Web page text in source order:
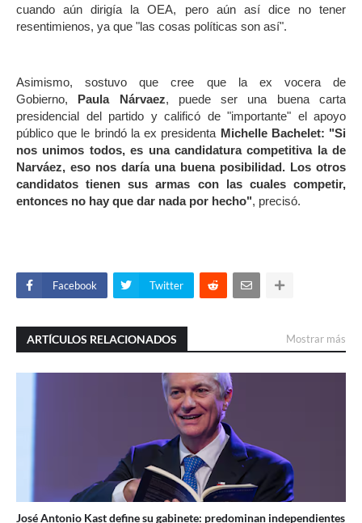
cuando aún dirigía la OEA, pero aún así dice no tener
resentimienos, ya que "las cosas políticas son así".
Asimismo, sostuvo que cree que la ex vocera de
Gobierno, Paula Nárvaez, puede ser una buena carta
presidencial del partido y calificó de "importante" el apoyo
público que le brindó la ex presidenta Michelle Bachelet: "Si
nos unimos todos, es una candidatura competitiva la de
Narváez, eso nos daría una buena posibilidad. Los otros
candidatos tienen sus armas con las cuales competir,
entonces no hay que dar nada por hecho", precisó.
Facebook Twitter
ARTÍCULOS RELACIONADOS Mostrar más
José Antonio Kast define su gabinete: predominan independientes